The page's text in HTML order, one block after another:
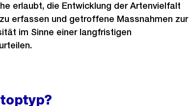
erlaubt, die Entwicklung der Artenvielfalt
erfassen und getroffene Massnahmen zur
im Sinne einer langfristigen